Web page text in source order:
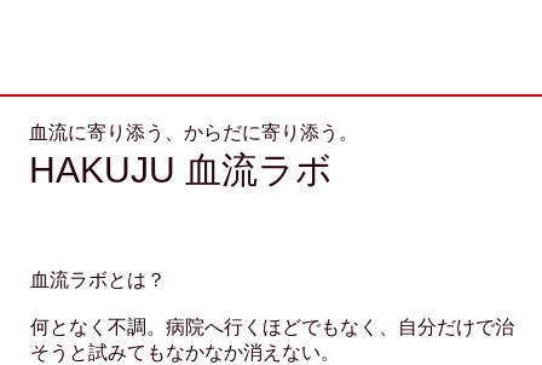
血流ラボとは？
​何となく不調。病院へ行くほどでもなく、自分だけで治
そうと試みてもなかなか消えない。
血流に寄り添う、からだに寄り添う。
HAKUJU 血流ラボ